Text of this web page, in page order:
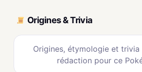
Origines & Trivia
Origines, étymologie et trivia
rédaction pour ce